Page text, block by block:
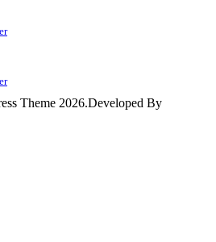
Theme 2026.Developed By